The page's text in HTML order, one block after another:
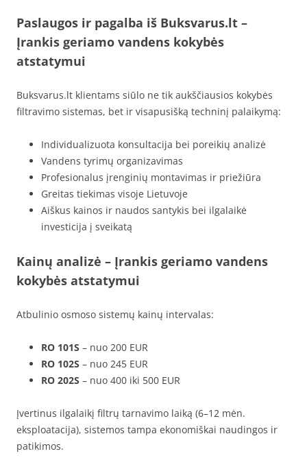
Paslaugos ir pagalba iš Buksvarus.lt –
Įrankis geriamo vandens kokybės
atstatymui
Buksvarus.lt klientams siūlo ne tik aukščiausios kokybės
filtravimo sistemas, bet ir visapusišką techninį palaikymą:
Individualizuota konsultacija bei poreikių analizė
Vandens tyrimų organizavimas
Profesionalus įrenginių montavimas ir priežiūra
Greitas tiekimas visoje Lietuvoje
Aiškus kainos ir naudos santykis bei ilgalaikė
investicija į sveikatą
Kainų analizė – Įrankis geriamo vandens
kokybės atstatymui
Atbulinio osmoso sistemų kainų intervalas:
RO 101S – nuo 200 EUR
RO 102S – nuo 245 EUR
RO 202S – nuo 400 iki 500 EUR
Įvertinus ilgalaikį filtrų tarnavimo laiką (6–12 mėn.
eksploatacija), sistemos tampa ekonomiškai naudingos ir
patikimos.